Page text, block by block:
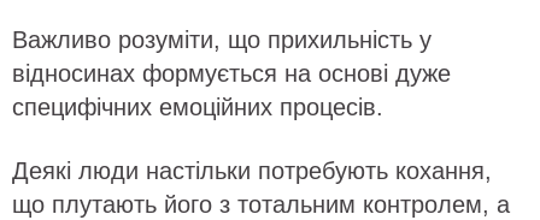
Важливо розуміти, що прихильність у
відносинах формується на основі дуже
специфічних емоційних процесів.
Деякі люди настільки потребують кохання,
що плутають його з тотальним контролем, а